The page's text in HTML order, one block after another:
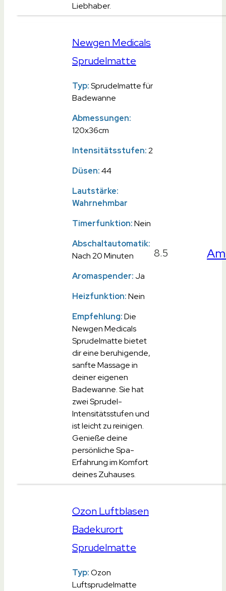
Liebhaber.
Newgen Medicals
Sprudelmatte
Typ:Sprudelmatte für
Badewanne
Abmessungen:
120x36cm
Intensitätsstufen:2
Düsen:44
Lautstärke:
Wahrnehmbar
Timerfunktion:Nein
Abschaltautomatik:
Nach 20 Minuten
Aromaspender: Ja
Heizfunktion:Nein
Empfehlung:Die
Newgen Medicals
Sprudelmatte bietet
dir eine beruhigende,
sanfte Massage in
deiner eigenen
Badewanne. Sie hat
zwei Sprudel-
Intensitätsstufen und
ist leicht zu reinigen.
Genieße deine
persönliche Spa-
Erfahrung im Komfort
deines Zuhauses.
8.5
Ozon Luftblasen
Badekurort
Sprudelmatte
Typ:Ozon
Luftsprudelmatte